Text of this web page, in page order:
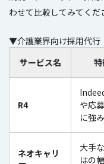
わせて比較してみてくだ
▼介護業界向け採用代行
サービス名
R4
や応
に強み
ネオキャリ
大手
はの